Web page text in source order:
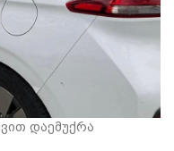
დაემუქრა